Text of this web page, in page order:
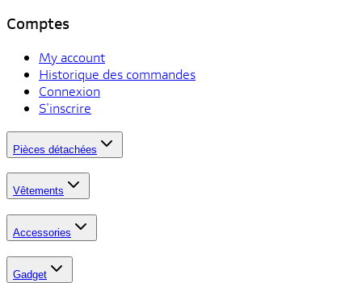
Comptes
My account
Historique des commandes
Connexion
S'inscrire
Pièces détachées
Vêtements
Accessories
Gadget